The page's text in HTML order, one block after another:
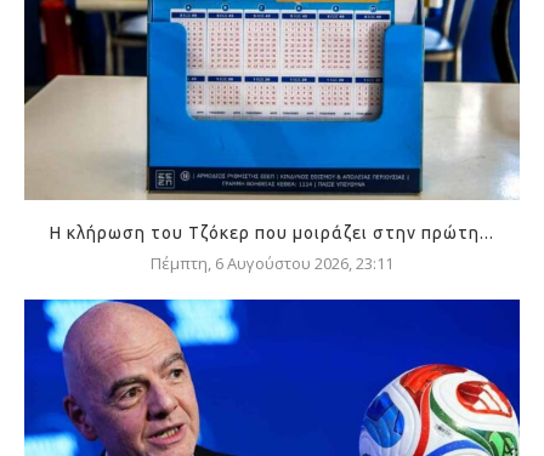
Η κλήρωση του Τζόκερ που μοιράζει στην πρώτη...
Πέμπτη, 6 Αυγούστου 2026, 23:11